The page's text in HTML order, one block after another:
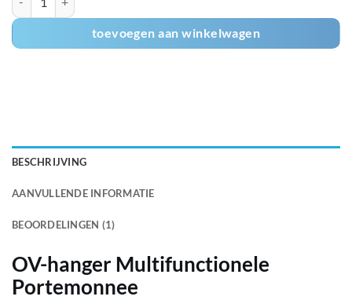
toevoegen aan winkelwagen
BESCHRIJVING
AANVULLENDE INFORMATIE
BEOORDELINGEN (1)
OV-hanger Multifunctionele
Portemonnee